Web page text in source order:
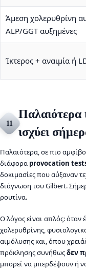
Άμεση χολερυθρίνη
ALP/GGT αυξημένες
Ίκτερος + αναιμία ή
11
Παλαιότερα
ισχύει
Παλαιότερα, σε πιο
διάφορα provocation
δοκιμασίες που αύξαναν
διάγνωση του Gilbert.
ρουτίνα.
Ο λόγος είναι απλός:
χολερυθρίνης,
αιμόλυσης και, όπου
πρόκλησης συνήθωςδεν
μπορεί να μπερδέψουν ή